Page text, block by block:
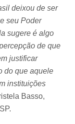
deixou de ser
seu Poder
sugere é algo
de que
justificar
do que aquele
instituições
Basso,